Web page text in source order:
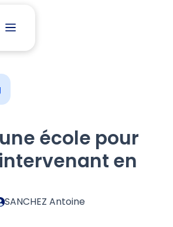
école pour
en
SANCHEZ Antoine